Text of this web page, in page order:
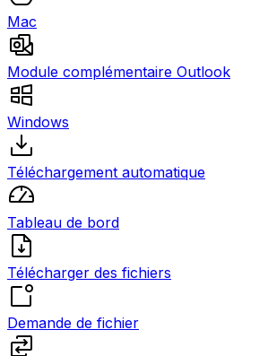
Mac
Module complémentaire Outlook
Windows
Téléchargement automatique
Tableau de bord
Télécharger des fichiers
Demande de fichier